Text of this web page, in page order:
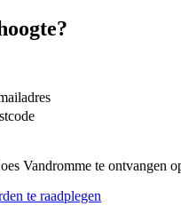
Vandromme te ontvangen
te raadplegen